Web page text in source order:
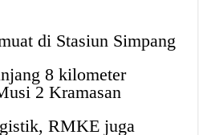
di Stasiun Simpang
8 kilometer
2 Kramasan
RMKE juga